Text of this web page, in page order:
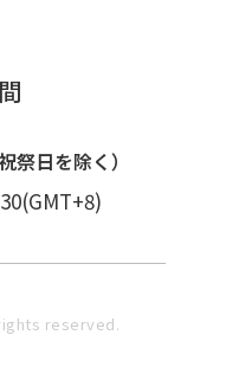
日を除く）
reserved.